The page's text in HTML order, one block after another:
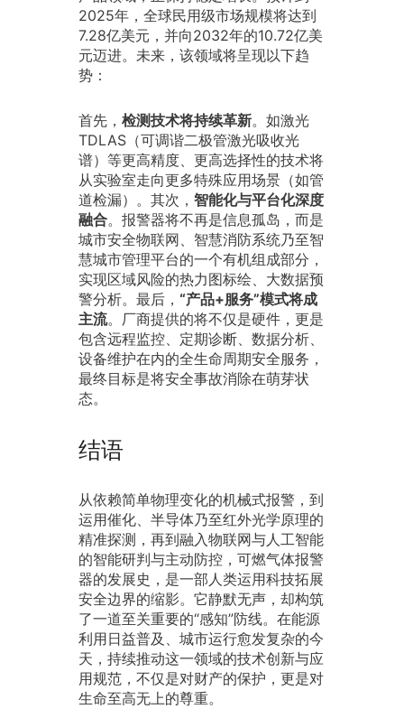
2025年，全球民用级市场规模将达到
7.28亿美元，并向2032年的10.72亿美
元迈进。未来，该领域将呈现以下趋
势：
首先， 检测技术将持续革新。如激光
TDLAS（可调谐二极管激光吸收光
谱）等更高精度、更高选择性的技术将
从实验室走向更多特殊应用场景（如管
道检漏）。其次， 智能化与平台化深度
融合。报警器将不再是信息孤岛，而是
城市安全物联网、智慧消防系统乃至智
慧城市管理平台的一个有机组成部分，
实现区域风险的热力图标绘、大数据预
警分析。最后， “产品+服务”模式将成
主流。厂商提供的将不仅是硬件，更是
包含远程监控、定期诊断、数据分析、
设备维护在内的全生命周期安全服务，
最终目标是将安全事故消除在萌芽状
态。
结语
从依赖简单物理变化的机械式报警，到
运用催化、半导体乃至红外光学原理的
精准探测，再到融入物联网与人工智能
的智能研判与主动防控，可燃气体报警
器的发展史，是一部人类运用科技拓展
安全边界的缩影。它静默无声，却构筑
了一道至关重要的“感知”防线。在能源
利用日益普及、城市运行愈发复杂的今
天，持续推动这一领域的技术创新与应
用规范，不仅是对财产的保护，更是对
生命至高无上的尊重。